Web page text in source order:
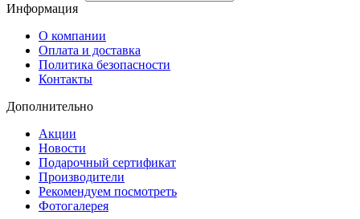
Информация
О компании
Оплата и доставка
Политика безопасности
Контакты
Дополнительно
Акции
Новости
Подарочный сертификат
Производители
Рекомендуем посмотреть
Фотогалерея